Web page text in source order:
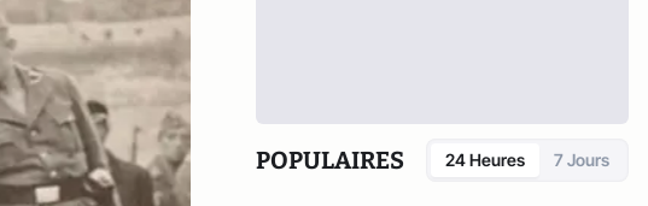
POPULAIRES 24 Heures 7 Jours